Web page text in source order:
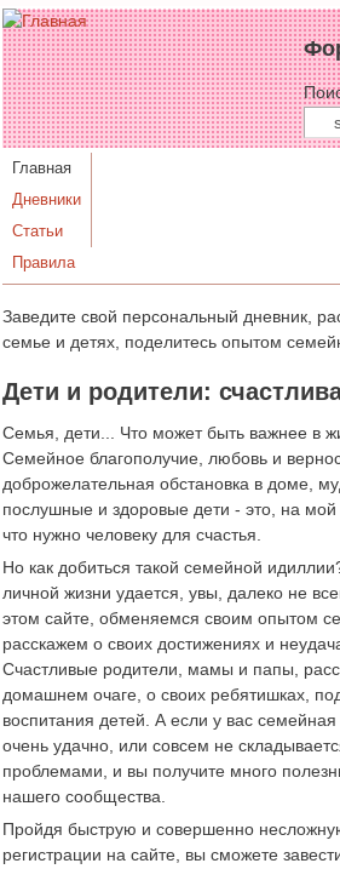
Главная
Дневники
Статьи
Правила
Заведите свой персональный дневник,
семье и детях, поделитесь опытом
Дети и родители:
Семья, дети... Что может быть важнее в
Семейное благополучие, любовь и
доброжелательная обстановка в доме,
послушные и здоровые дети - это, на мой
что нужно человеку для счастья.
Но как добиться такой семейной
личной жизни удается, увы, далеко не
этом сайте, обменяемся своим опытом
расскажем о своих достижениях и
Счастливые родители, мамы и папы,
домашнем очаге, о своих ребятишках,
воспитания детей. А если у вас
очень удачно, или совсем не
проблемами, и вы получите много
нашего сообщества.
Пройдя быструю и совершенно
регистрации на сайте, вы сможете